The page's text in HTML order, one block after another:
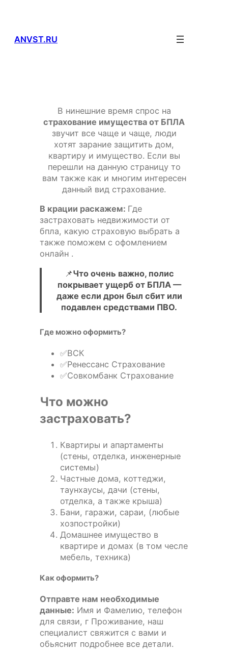
ANVST.RU
В нинешние время спрос на
страхование имущества от БПЛА
звучит все чаще и чаще, люди
хотят зарание защитить дом,
квартиру и имущество. Если вы
перешли на данную страницу то
вам также как и многим интересен
данный вид страхование.
В крации раскажем: Где
застраховать недвижимости от
бпла, какую страховую выбрать а
также поможем с офомлением
онлайн .
📌Что очень важно, полис
покрывает ущерб от БПЛА —
даже если дрон был сбит или
подавлен средствами ПВО.
Где можно оформить?
✅ВСК
✅Ренессанс Страхование
✅Совкомбанк Страхование
Что можно
застраховать?
Квартиры и апартаменты
(стены, отделка, инженерные
системы)
Частные дома, коттеджи,
таунхаусы, дачи (стены,
отделка, а также крыша)
Бани, гаражи, сараи, (любые
хозпостройки)
Домашнее имущество в
квартире и домах (в том чесле
мебель, техника)
Как оформить?
Отправте нам необходимые
данные: Имя и Фамелию, телефон
для связи, г Проживание, наш
специалист свяжится с вами и
обьяснит подробнее все детали.